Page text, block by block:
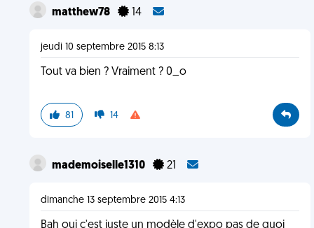
matthew78 14
jeudi 10 septembre 2015 8:13
Tout va bien ? Vraiment ? 0_o
81 14
mademoiselle1310 21
dimanche 13 septembre 2015 4:13
Bah oui c'est juste un modèle d'expo pas de quoi